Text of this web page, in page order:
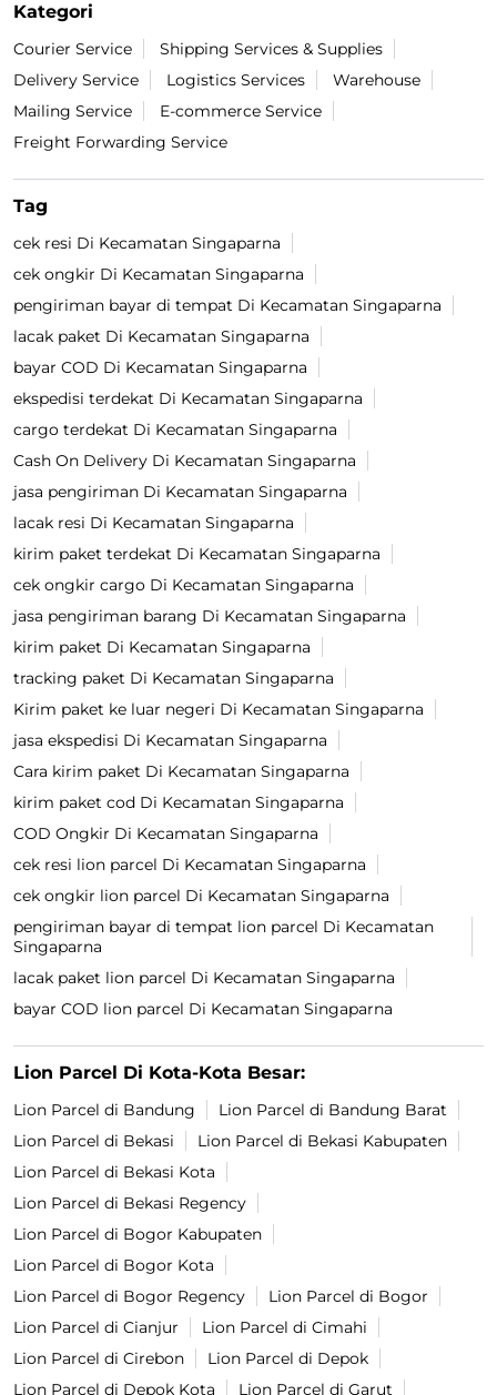
Kategori
Courier Service
Shipping Services & Supplies
Delivery Service
Logistics Services
Warehouse
Mailing Service
E-commerce Service
Freight Forwarding Service
Tag
cek resi Di Kecamatan Singaparna
cek ongkir Di Kecamatan Singaparna
pengiriman bayar di tempat Di Kecamatan Singaparna
lacak paket Di Kecamatan Singaparna
bayar COD Di Kecamatan Singaparna
ekspedisi terdekat Di Kecamatan Singaparna
cargo terdekat Di Kecamatan Singaparna
Cash On Delivery Di Kecamatan Singaparna
jasa pengiriman Di Kecamatan Singaparna
lacak resi Di Kecamatan Singaparna
kirim paket terdekat Di Kecamatan Singaparna
cek ongkir cargo Di Kecamatan Singaparna
jasa pengiriman barang Di Kecamatan Singaparna
kirim paket Di Kecamatan Singaparna
tracking paket Di Kecamatan Singaparna
Kirim paket ke luar negeri Di Kecamatan Singaparna
jasa ekspedisi Di Kecamatan Singaparna
Cara kirim paket Di Kecamatan Singaparna
kirim paket cod Di Kecamatan Singaparna
COD Ongkir Di Kecamatan Singaparna
cek resi lion parcel Di Kecamatan Singaparna
cek ongkir lion parcel Di Kecamatan Singaparna
pengiriman bayar di tempat lion parcel Di Kecamatan
Singaparna
lacak paket lion parcel Di Kecamatan Singaparna
bayar COD lion parcel Di Kecamatan Singaparna
Lion Parcel Di Kota-Kota Besar:
Lion Parcel di Bandung
Lion Parcel di Bandung Barat
Lion Parcel di Bekasi
Lion Parcel di Bekasi Kabupaten
Lion Parcel di Bekasi Kota
Lion Parcel di Bekasi Regency
Lion Parcel di Bogor Kabupaten
Lion Parcel di Bogor Kota
Lion Parcel di Bogor Regency
Lion Parcel di Bogor
Lion Parcel di Cianjur
Lion Parcel di Cimahi
Lion Parcel di Cirebon
Lion Parcel di Depok
Lion Parcel di Depok Kota
Lion Parcel di Garut